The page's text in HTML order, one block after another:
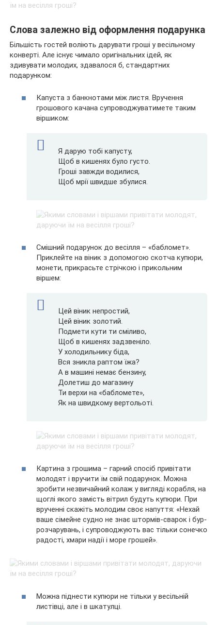
Слова залежно від оформлення подарунка
Більшість гостей воліють дарувати гроші у весільному
конверті. Але існує чимало оригінальних ідей, як
здивувати молодих, здавалося б, стандартних
подарунком:
Капуста з банкнотами між листя. Вручення
грошового качана супроводжуватимете таким
віршиком:
Я дарую тобі капусту,
Щоб в кишенях було густо.
Гроші завжди водилися,
Щоб мрії швидше збулися.
Смішний подарунок до весілля – «бабломет».
Приклейте на віник з допомогою скотча купюри,
монети, прикрасьте стрічкою і прикольним
віршем:
Цей віник непростий,
Цей віник золотий.
Подмети кути ти сміливо,
Щоб в кишенях задзвеніло.
У холодильнику біда,
Вся зникла раптом їжа?
А в машині немає бензину,
Долетиш до магазину
Ти верхи на «бабломете»,
Як на швидкому вертольоті.
Картина з грошима – гарний спосіб привітати
молодят і вручити їм свій подарунок. Можна
зробити незвичайний колаж у вигляді корабля, на
щоглі якого замість вітрил будуть купюри. При
врученні скажіть молодим своє напуття: «Нехай
ваше сімейне судно не знає штормів-сварок і бур-
розчарувань, і супроводжують вас тільки сонечко
радості, хмари надії і море грошей».
Можна піднести купюри не тільки у весільній
листівці, але і в шкатулці.